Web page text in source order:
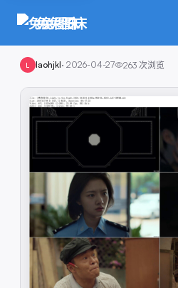
兔兔图床
L laohjkl· 2026-04-27 263 次浏览